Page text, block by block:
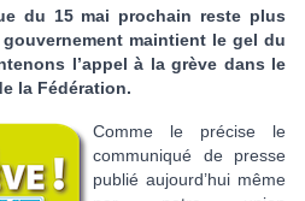
du 15 mai prochain reste plus
maintient le gel du
l’appel à la grève dans le
la Fédération.
Comme le précise le
communiqué de presse
publié aujourd’hui même